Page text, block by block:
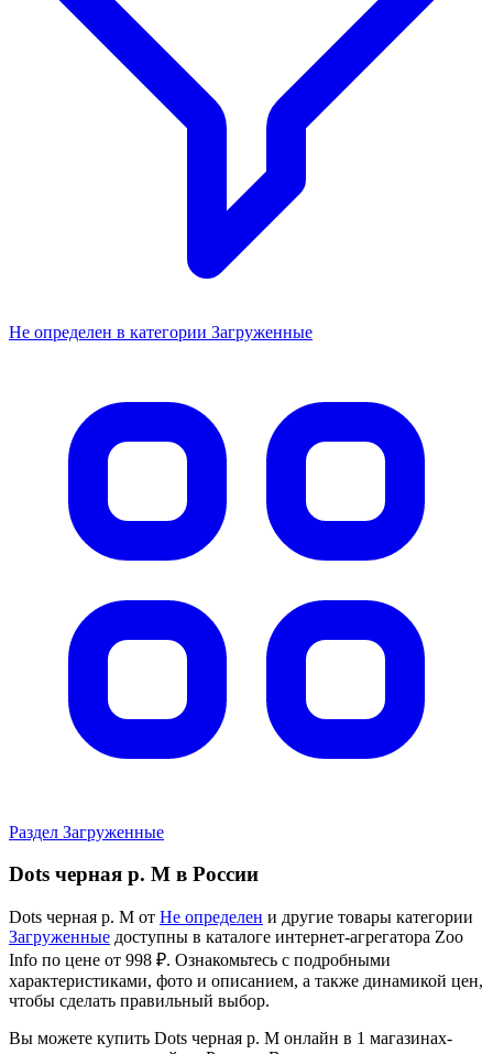
Не определен в категории Загруженные
Раздел Загруженные
Dots черная р. M в России
Dots черная р. M от Не определен и другие товары категории
Загруженные доступны в каталоге интернет-агрегатора Zoo
Info по цене от 998 ₽. Ознакомьтесь с подробными
характеристиками, фото и описанием, а также динамикой цен,
чтобы сделать правильный выбор.
Вы можете купить Dots черная р. M онлайн в 1 магазинах-